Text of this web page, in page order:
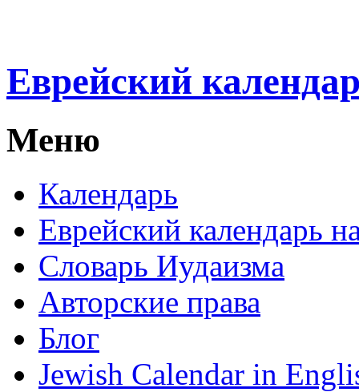
Еврейский
Меню
Календарь
Еврейский календарь
Словарь Иудаизма
Авторские права
Блог
Jewish Calendar in